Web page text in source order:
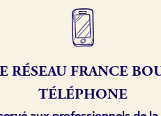
suis boulanger
découvre France
adhérer à France
référence ma boulangerie
RÉSEAUFRANCE
TÉLÉPHONE